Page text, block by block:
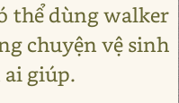
thể dùng walker
chuyện vệ sinh
ai giúp.